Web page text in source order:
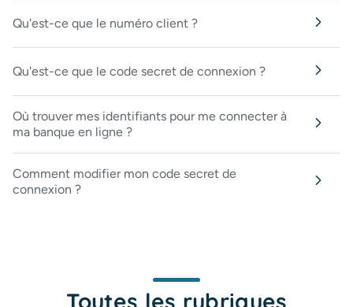
Qu'est-ce que le numéro client ?
Qu'est-ce que le code secret de connexion ?
Où trouver mes identifiants pour me connecter à
ma banque en ligne ?
Comment modifier mon code secret de
connexion ?
Toutes les rubriques